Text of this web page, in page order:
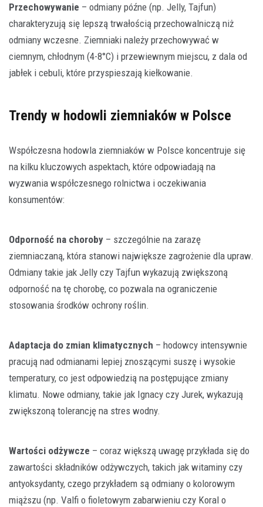
Przechowywanie – odmiany późne (np. Jelly, Tajfun)
charakteryzują się lepszą trwałością przechowalniczą niż
odmiany wczesne. Ziemniaki należy przechowywać w
ciemnym, chłodnym (4-8°C) i przewiewnym miejscu, z dala od
jabłek i cebuli, które przyspieszają kiełkowanie.
Trendy w hodowli ziemniaków w Polsce
Współczesna hodowla ziemniaków w Polsce koncentruje się
na kilku kluczowych aspektach, które odpowiadają na
wyzwania współczesnego rolnictwa i oczekiwania
konsumentów:
Odporność na choroby – szczególnie na zarazę
ziemniaczaną, która stanowi największe zagrożenie dla upraw.
Odmiany takie jak Jelly czy Tajfun wykazują zwiększoną
odporność na tę chorobę, co pozwala na ograniczenie
stosowania środków ochrony roślin.
Adaptacja do zmian klimatycznych – hodowcy intensywnie
pracują nad odmianami lepiej znoszącymi suszę i wysokie
temperatury, co jest odpowiedzią na postępujące zmiany
klimatu. Nowe odmiany, takie jak Ignacy czy Jurek, wykazują
zwiększoną tolerancję na stres wodny.
Wartości odżywcze – coraz większą uwagę przykłada się do
zawartości składników odżywczych, takich jak witaminy czy
antyoksydanty, czego przykładem są odmiany o kolorowym
miąższu (np. Valfi o fioletowym zabarwieniu czy Koral o